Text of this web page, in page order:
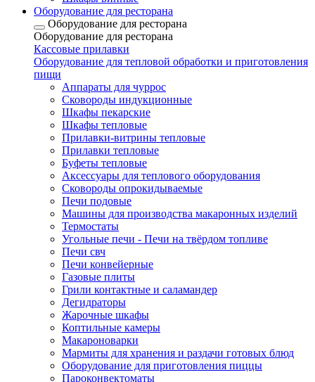
Оборудование для ресторана
Оборудование для ресторана
Оборудование для ресторана
Кассовые прилавки
Оборудование для тепловой обработки и приготовления
пищи
Аппараты для чуррос
Сковороды индукционные
Шкафы пекарские
Шкафы тепловые
Прилавки-витрины тепловые
Прилавки тепловые
Буфеты тепловые
Аксессуары для теплового оборудования
Сковороды опрокидываемые
Печи подовые
Машины для производства макаронных изделий
Термостаты
Угольные печи - Печи на твёрдом топливе
Печи свч
Печи конвейерные
Газовые плиты
Грили контактные и саламандер
Дегидраторы
Жарочные шкафы
Коптильные камеры
Макароноварки
Мармиты для хранения и раздачи готовых блюд
Оборудование для приготовления пиццы
Пароконвектоматы